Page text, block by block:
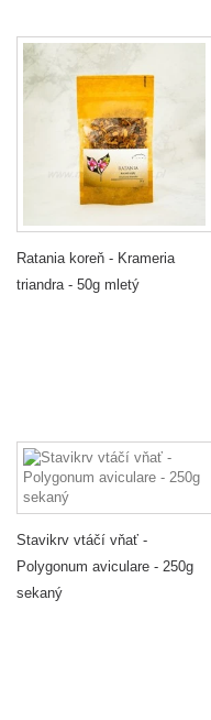
Ratania koreň - Krameria
triandra - 50g mletý
Stavikrv vtáčí vňať -
Polygonum aviculare - 250g
sekaný